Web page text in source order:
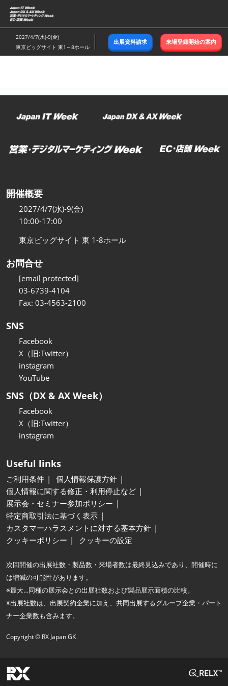
ス
キ
ッ
し
む
2027/4/7(水)-9(金)
東京ビッグサイト 東1～8ホール
出展資料請求 来場登録開始の案内
開催概要
2027/4/7(水)-9(金)
10:00-17:00
東京ビッグサイト 東 1-8ホール
お問合せ
[email protected]
03-6739-4104
Fax: 03-4563-2100
SNS
Facebook
X（旧:Twitter）
instagram
YouTube
SNS（DX & AX Week）
Facebook
X（旧:Twitter）
instagram
Useful links
ご利用条件
個人情報保護方針
個人情報に関する修正・利用停止など
展示会・セミナー参加ポリシー
特定商取引法に基づく表示
カスタマーハラスメントに対する基本方針
クッキーポリシー
クッキーの設定
次回開催の出展社数・製品数・来場者数は最終見込みであり、開催時に
は増減の可能性があります。
※最大…同種の展示会との出展社数および製品展示面積の比較。
※出展社数は、出展契約企業に加え、共同出展するグループ企業・パート
ナー企業数も含みます。
Copyright © RX Japan GK